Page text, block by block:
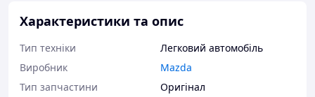
Характеристики та опис
Тип техніки
Легковий автомобіль
Виробник
Mazda
Тип запчастини
Оригінал